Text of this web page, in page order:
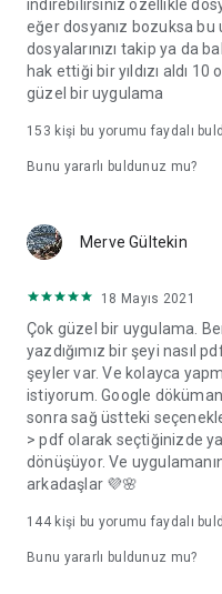
-----
Privacy Policy >
https://
Terms of Use >
indirebilirsiniz özellikle
eğer dosyanız bozuksa bu
dosyalarınızı takip ya da
hak ettiği bir yıldızı aldı
güzel bir uygulama
153 kişi bu yorumu faydalı
Bunu yararlı buldunuz mu?
Merve Gültekin
18 Mayıs 2021
Çok güzel bir uygulama.
yazdığımız bir şeyi nasıl
şeyler var. Ve kolayca
istiyorum. Google
sonra sağ üstteki
> pdf olarak seçtiğinizde
dönüşüyor. Ve
arkadaşlar 💜🌸
144kişi bu yorumu faydalı
Bunu yararlı buldunuz mu?